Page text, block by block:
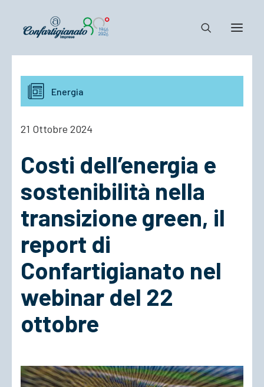
Notizie e Documenti
Confartigianato
Cosa Facciamo
ACCEDI
Energia
21 Ottobre 2024
Costi dell’energia e
sostenibilità nella
transizione green, il
report di
Confartigianato nel
webinar del 22
ottobre